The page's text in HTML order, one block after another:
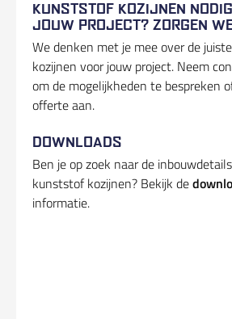
KUNSTSTOF KOZIJNEN
JOUW PROJECT? ZORGEN
We denken met je mee over de
kozijnen voor jouw project. Neem
om de mogelijkheden te bespreken
offerte aan.
DOWNLOADS
Ben je op zoek naar de
kunststof kozijnen? Bekijk de
informatie.